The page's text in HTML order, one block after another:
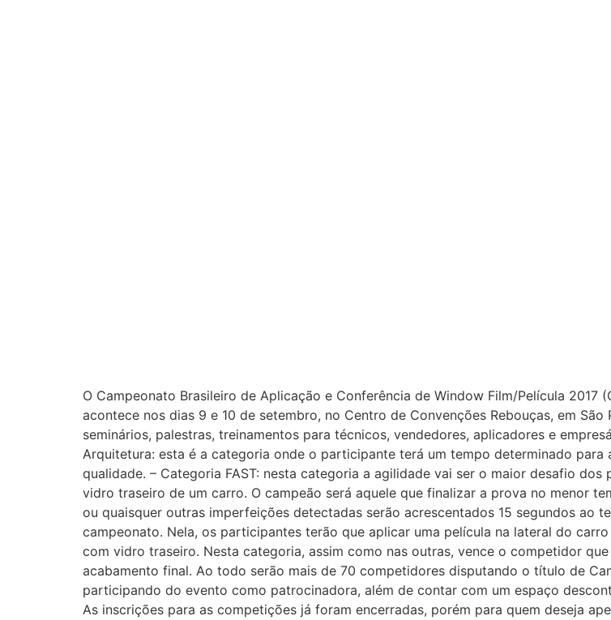
O Campeonato Brasileiro de Aplicação e Conferência de Window Film/Película 2017
acontece nos dias 9 e 10 de setembro, no Centro de Convenções Rebouças, em
seminários, palestras, treinamentos para técnicos, vendedores, aplicadores e
Arquitetura: esta é a categoria onde o participante terá um tempo determinado
qualidade. – Categoria FAST: nesta categoria a agilidade vai ser o maior desafio
vidro traseiro de um carro. O campeão será aquele que finalizar a prova no menor
ou quaisquer outras imperfeições detectadas serão acrescentados 15 segundos ao
campeonato. Nela, os participantes terão que aplicar uma película na lateral do
com vidro traseiro. Nesta categoria, assim como nas outras, vence o competidor
acabamento final. Ao todo serão mais de 70 competidores disputando o título de
participando do evento como patrocinadora, além de contar com um espaço
As inscrições para as competições já foram encerradas, porém para quem deseja